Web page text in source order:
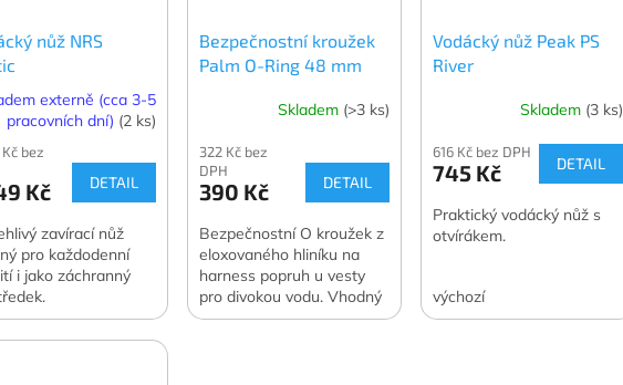
nůž NRS
externě (cca 3-5
pracovních dní) (2 ks)
bez
Kč DETAIL
zavírací nůž
pro každodenní
i jako záchranný
Bezpečnostní kroužek
Palm O-Ring 48 mm
Skladem (>3 ks)
322 Kč bez
DPH
390 Kč DETAIL
Bezpečnostní O kroužek z
eloxovaného hliníku na
harness popruh u vesty
pro divokou vodu. Vhodný
pro záchranné situace.
Vodácký nůž Peak PS
River
Skladem (3 ks)
616 Kč bez DPH
745 Kč DETAIL
Praktický vodácký nůž s
otvírákem.
výchozí